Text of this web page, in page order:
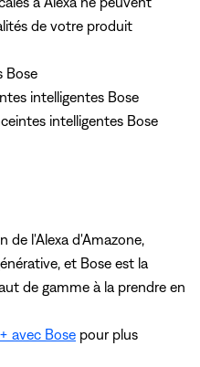
de votre produit
Bose
intelligentes Bose
intelligentes Bose
de l'Alexa d'Amazone,
et Bose est la
de gamme à la prendre en
avec Bose pour plus